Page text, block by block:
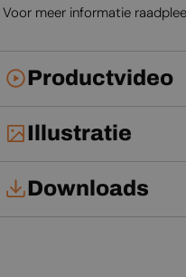
Voor meer informatie
Productvideo
Illustratie
Downloads